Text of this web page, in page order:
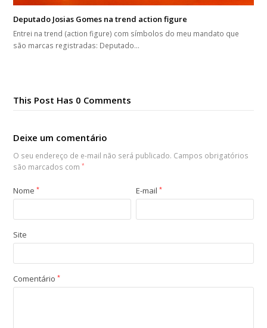
Deputado Josias Gomes na trend action figure
Entrei na trend (action figure) com símbolos do meu mandato que
são marcas registradas: Deputado…
This Post Has 0 Comments
Deixe um comentário
O seu endereço de e-mail não será publicado. Campos obrigatórios
são marcados com*
Nome* E-mail*
Site
Comentário*